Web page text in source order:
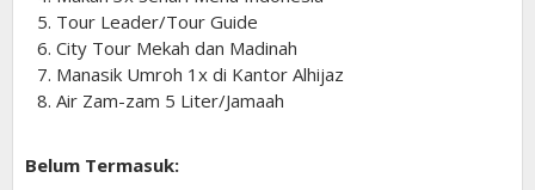
5. Tour Leader/Tour Guide
6. City Tour Mekah dan Madinah
7. Manasik Umroh 1x di Kantor Alhijaz
8. Air Zam-zam 5 Liter/Jamaah
Belum Termasuk: